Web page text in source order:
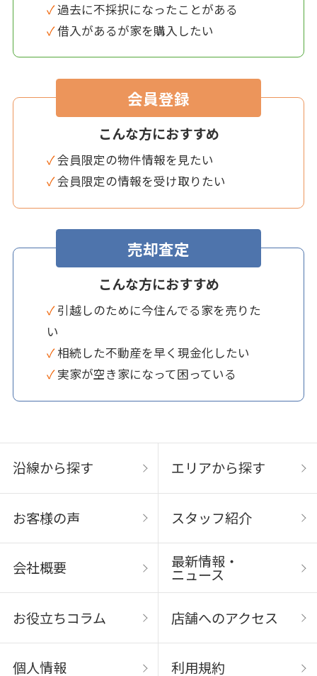
✓ 過去に不採択になったことがある
✓ 借入があるが家を購入したい
会員登録
こんな方におすすめ
✓ 会員限定の物件情報を見たい
✓ 会員限定の情報を受け取りたい
売却査定
こんな方におすすめ
✓ 引越しのために今住んでる家を売りた
い
✓ 相続した不動産を早く現金化したい
✓ 実家が空き家になって困っている
沿線から探す エリアから探す
お客様の声 スタッフ紹介
会社概要 最新情報・
ニュース
お役立ちコラム 店舗へのアクセス
個人情報 利用規約